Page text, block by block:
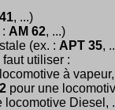
, ...)
AM 62, ...)
(ex. : APT 35,
utiliser :
à
pour une
locomotive Diesel,